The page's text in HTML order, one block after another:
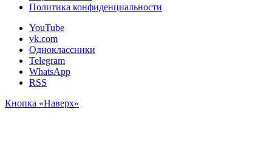
Политика конфиденциальности
YouTube
vk.com
Одноклассники
Telegram
WhatsApp
RSS
Кнопка «Наверх»